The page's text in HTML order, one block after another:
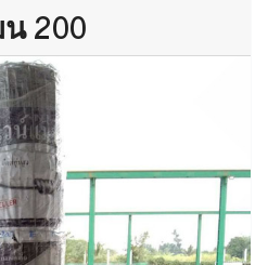
200